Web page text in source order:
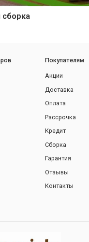
сборка
Покупателям
Акции
Доставка
Оплата
Рассрочка
Кредит
Сборка
Гарантия
Отзывы
Контакты